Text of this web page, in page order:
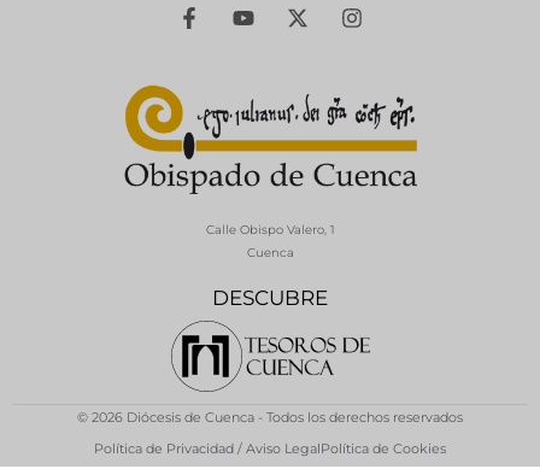
DESCUBRE
Calle Obispo Valero, 1
Cuenca
© 2026 Diócesis de Cuenca - Todos los derechos reservados
Política de Privacidad / Aviso LegalPolítica de Cookies